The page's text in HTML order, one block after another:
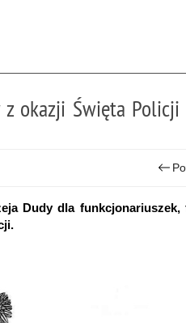
z okazji Święta Policji
Dudy dla funkcjonariuszek,